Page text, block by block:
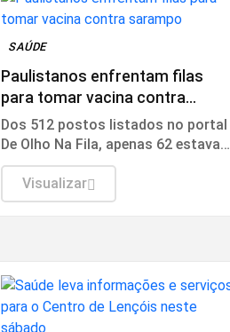
SAÚDE
Paulistanos enfrentam filas
para tomar vacina contra
sarampo
Dos 512 postos listados no portal
De Olho Na Fila, apenas 62 estavam
abertos neste sábado (8). O
funcionamento de todos ocorre
somente de segunda a sexta-feira.
Visualizar